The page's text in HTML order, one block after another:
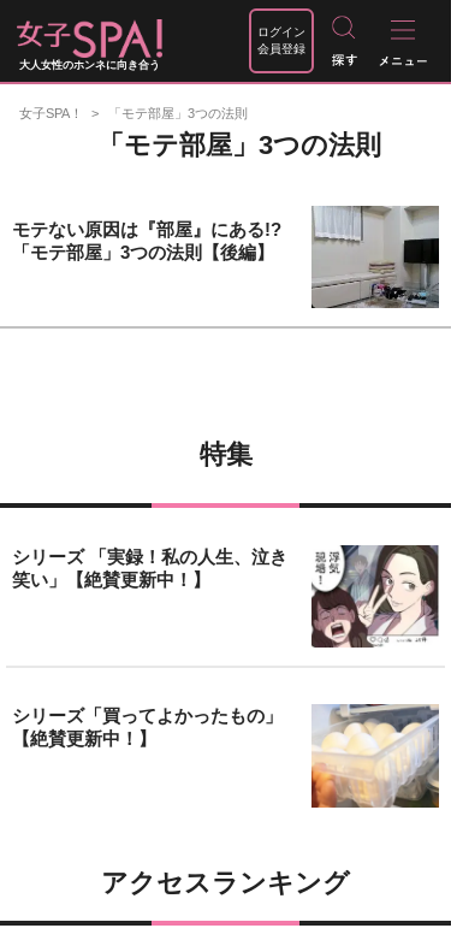
大人女性のホンネに向き合う
ログイン
会員登録
女子SPA！ 「モテ部屋」3つの法則
「モテ部屋」3つの法則
モテない原因は『部屋』にある!?
「モテ部屋」3つの法則【後編】
特集
シリーズ 「実録！私の人生、泣き
笑い」【絶賛更新中！】
シリーズ「買ってよかったもの」
【絶賛更新中！】
アクセスランキング